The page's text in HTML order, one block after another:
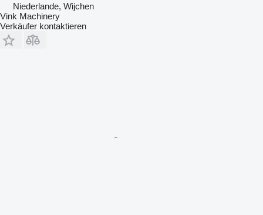
Niederlande, Wijchen
Vink Machinery
Verkäufer kontaktieren